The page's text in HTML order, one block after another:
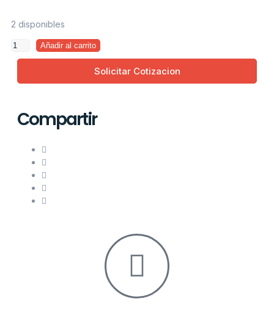
2 disponibles
Añadir al carrito
Solicitar Cotizacion
Compartir